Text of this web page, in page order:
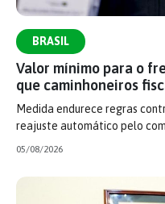
BRASIL
Valor mínimo para o
que caminhoneiros
Medida endurece regras
reajuste automático pelo
05/08/2026